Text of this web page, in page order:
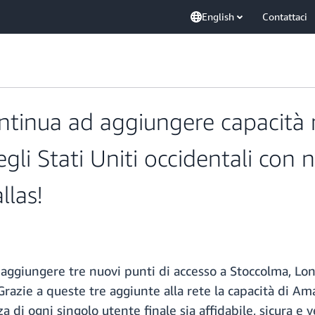
English Contattaci
ad aggiungere capacità
Stati Uniti occidentali con
tre nuovi punti di accesso a Stoccolma,
a queste tre aggiunte alla rete la capacità di
di ogni singolo utente finale sia affidabile, sicura e